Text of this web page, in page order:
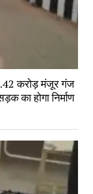
करोड़ मंजूर गंज
का होगा निर्माण